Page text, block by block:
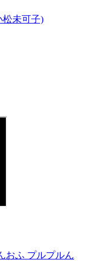
松未可子)
おふ プルプルん